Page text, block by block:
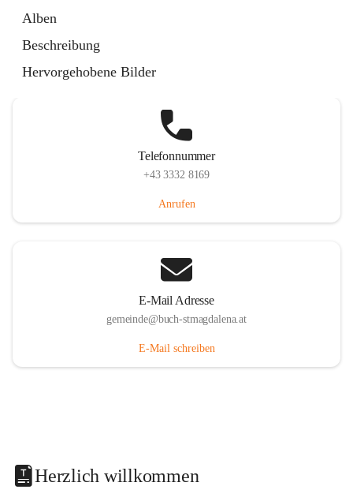
Alben
Beschreibung
Hervorgehobene Bilder
Telefonnummer
+43 3332 8169
Anrufen
E-Mail Adresse
gemeinde@buch-stmagdalena.at
E-Mail schreiben
Herzlich willkommen